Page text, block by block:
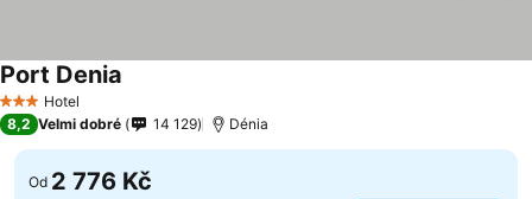
3 Počet hvězdiček
Hotel
Port Denia
8,2 Velmi dobré 14 129 Dénia
Od 2 776 Kč